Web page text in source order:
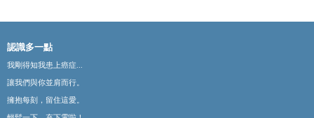
認識多一點
我剛得知我患上癌症...
讓我們與你並肩而行。
擁抱每刻，留住這愛。